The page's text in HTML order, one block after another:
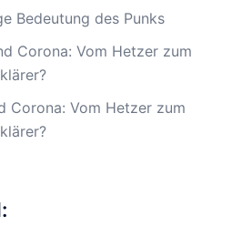
Bedeutung des Punks
Corona: Vom Hetzer zum
Corona: Vom Hetzer zum